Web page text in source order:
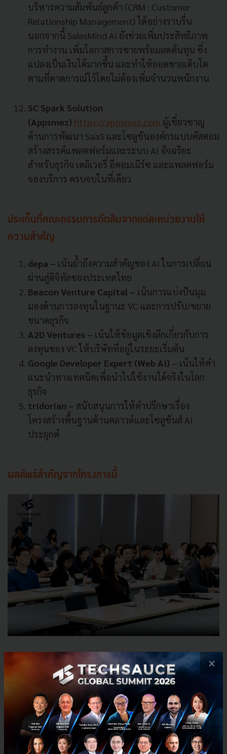
บริหารความสัมพันธ์ลูกค้า (CRM : Customer
Relationship Management) ได้อย่างราบรื่น
นอกจากนี้ SalesMind AI ยังช่วยเพิ่มประสิทธิภาพ
การทำงาน เพิ่มโอกาสการขายพร้อมลดต้นทุน ซึ่ง
แปลงเป็นเงินได้มากขึ้น และทำให้ยอดขายเติบโต
ตามที่คาดการณ์ไว้โดยไม่ต้องเพิ่มจำนวนพนักงาน
SC Spark Solution
(Appsmez) https://appsmez.com ผู้เชี่ยวชาญ
ด้านการพัฒนา SaaS และโซลูชันองค์กรแบบคัสตอม
สร้างสรรค์แพลตฟอร์มและระบบ AI อัจฉริยะ
สำหรับธุรกิจ เดลิเวอรี่ อีคอมเมิร์ซ และแพลตฟอร์ม
จองบริการ ครบจบในที่เดียว
ประเด็นที่คณะกรรมการตัดสินจากแต่ละหน่วยงานให้
ความสำคัญ
depa – เน้นย้ำถึงความสำคัญของ AI ในการเปลี่ยน
ผ่านสู่ดิจิทัลของประเทศไทย
Beacon Venture Capital – เน้นการแบ่งปันมุม
มองด้านการลงทุนในฐานะ VC และการปรับ/ขยาย
ขนาดธุรกิจ
A2D Ventures – เน้นให้ข้อมูลเชิงลึกเกี่ยวกับการ
ลงทุนของ VC ให้บริษัทที่อยู่ในระยะเริ่มต้น
Google Developer Expert (Web AI) – เน้นให้คำ
แนะนำทางเทคนิคเพื่อนำไปใช้งานได้จริงในโลก
ธุรกิจ
tridorian – สนับสนุนการให้คำปรึกษาเรื่อง
โครงสร้างพื้นฐานด้านคลาวด์และโซลูชันส์ AI
ประยุกต์
ผลลัพธ์สำคัญจากโครงการนี้
คณะกรรมการตัดสินประเมินสตาร์ทอัพ โดยพิจารณาจาก
นวัตกรรม ศักยภาพด้านการตลาด ความสามารถในการ
ปรับขยายขนาด และการสร้างผลกระทบ โดยArincare
ผู้นำในกลุ่ม HealthTech ได้รับคะแนนสูงสุด ทั้งด้าน
ตำแหน่งทางการตลาดและความพร้อมทางเทคนิค
ขณะที่Edsyโค้ชภาษาอังกฤษ AI ได้คะแนนตามมาเป็น
×